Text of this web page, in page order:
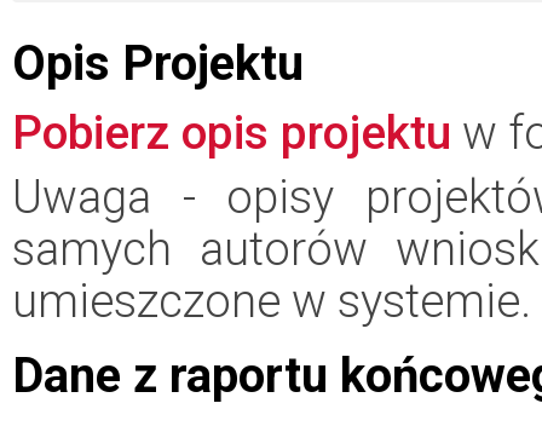
Opis Projektu
Pobierz opis projektu w
Uwaga - opisy
samych autorów
umieszczone w systemie.
Dane z raportu